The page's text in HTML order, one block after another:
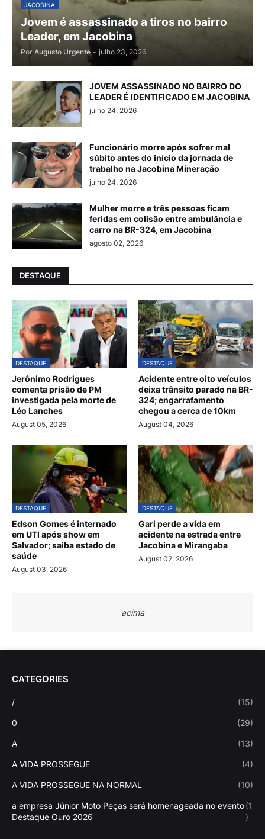
JACOBINA
Jovem é assassinado a tiros no bairro
Leader, em Jacobina
Por Augusto Urgente - julho 23, 2026
JOVEM ASSASSINADO NO BAIRRO DO
LEADER É IDENTIFICADO EM JACOBINA
julho 24, 2026
Funcionário morre após sofrer mal
súbito antes do início da jornada de
trabalho na Jacobina Mineração
julho 24, 2026
Mulher morre e três pessoas ficam
feridas em colisão entre ambulância e
carro na BR-324, em Jacobina
agosto 02, 2026
DESTAQUE
DESTAQUE
Jerônimo Rodrigues
comenta prisão de PM
investigada pela morte de
Léo Lanches
August 05, 2026
DESTAQUE
Acidente entre oito veículos
deixa trânsito parado na BR-
324; engarrafamento
chegou a cerca de 10km
August 04, 2026
DESTAQUE
Edson Gomes é internado
em UTI após show em
Salvador; saiba estado de
saúde
August 03, 2026
DESTAQUE
Gari perde a vida em
acidente na estrada entre
Jacobina e Mirangaba
August 02, 2026
acima
CATEGORIES
/ (15)
0 (29)
A (13)
A VIDA PROSSEGUE (4)
A VIDA PROSSEGUE NA NORMAL (10)
a empresa Júnior Moto Peças será homenageada no evento
Destaque Ouro 2026
(1
)